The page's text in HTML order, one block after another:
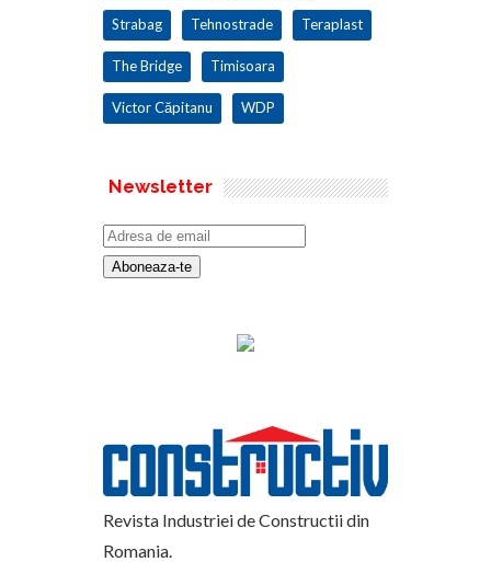
Strabag Tehnostrade Teraplast
The Bridge Timisoara
Victor Căpitanu WDP
Newsletter
Revista Industriei de Constructii din
Romania.